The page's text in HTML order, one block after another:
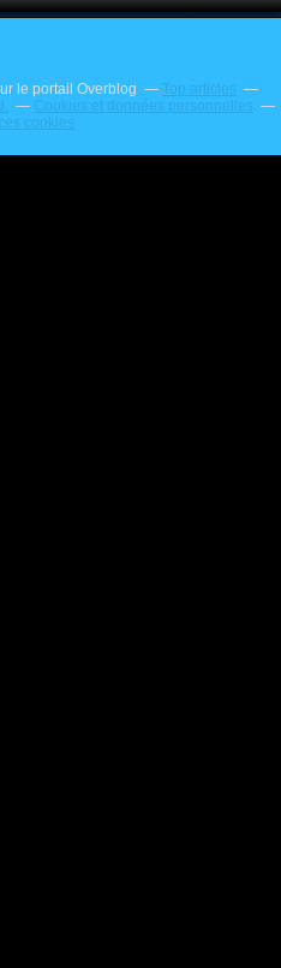
le portail Overblog
Top articles
Cookies et données personnelles
cookies